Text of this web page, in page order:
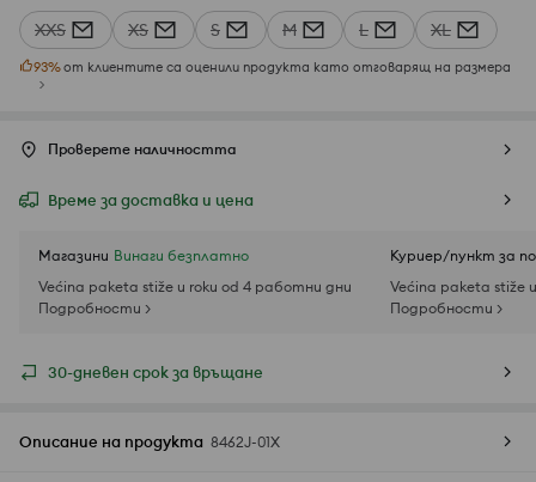
XXS XS S M L XL
93%от клиентите са оценили продукта като отговарящ на размера
Проверете наличността
Време за доставка и цена
Магазини Винаги безплатно
Većina paketa stiže u roku od 4 работни дни
Подробности >
Куриер/пункт за
Većina paketa stiže
Подробности >
30-дневен срок за връщане
Описание на продукта 8462J-01X